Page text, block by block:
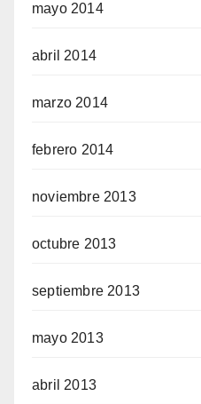
mayo 2014
abril 2014
marzo 2014
febrero 2014
noviembre 2013
octubre 2013
septiembre 2013
mayo 2013
abril 2013